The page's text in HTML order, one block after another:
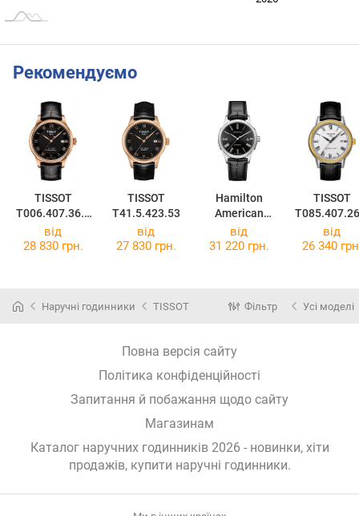
Рекомендуємо
TISSOT
T006.407.36.0
53.00
TISSOT
T41.5.423.53
Hamilton
American
Classic Valiant
Auto
TISSOT
13.00
від
28 830 грн.
від
27 830 грн.
від
31 220 грн.
від
26 340
Наручні годинники TISSOT Фільтр Усі моделі
Повна версія сайту
Політика конфіденційності
Запитання й побажання щодо сайту
Магазинам
Каталог наручних годинників 2026 - новинки, хіти
продажів, купити наручні годинники.